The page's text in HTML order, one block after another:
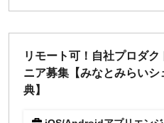
リモート可！自社プロダ
ニア募集【みなとみらい
典】